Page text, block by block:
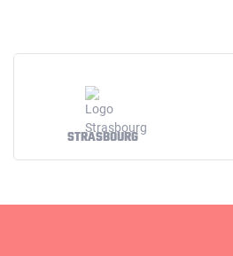
STRASBOURG